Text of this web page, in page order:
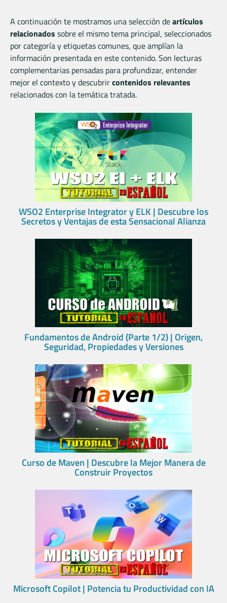
A continuación te mostramos una selección deartículos
relacionados sobre el mismo tema principal, seleccionados
por categoría y etiquetas comunes, que amplían la
información presentada en este contenido. Son lecturas
complementarias pensadas para profundizar, entender
mejor el contexto y descubrircontenidos relevantes
relacionados con la temática tratada.
WSO2 Enterprise Integrator y ELK | Descubre los
Secretos y Ventajas de esta Sensacional Alianza
Fundamentos de Android (Parte 1/2) | Origen,
Seguridad, Propiedades y Versiones
Curso de Maven | Descubre la Mejor Manera de
Construir Proyectos
Microsoft Copilot | Potencia tu Productividad con IA